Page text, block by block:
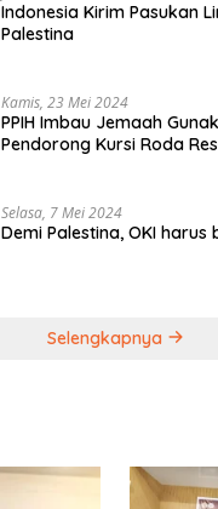
Indonesia Kirim Pasukan
Palestina
Kamis, 23 Mei 2024
PPIH Imbau Jemaah
Pendorong Kursi Roda
Selasa, 7 Mei 2024
Demi Palestina, OKI harus
Selengkapnya